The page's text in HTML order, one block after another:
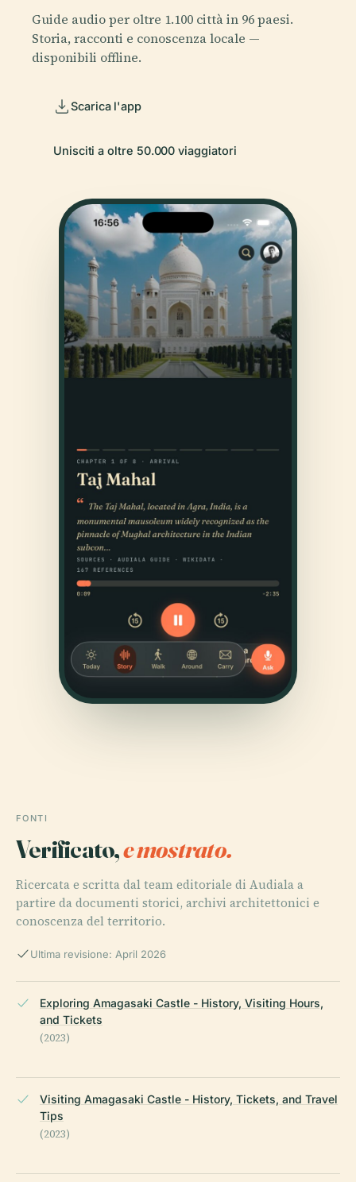
Guide audio per oltre 1.100 città in 96 paesi.
Storia, racconti e conoscenza locale —
disponibili offline.
Scarica l'app
Unisciti a oltre 50.000 viaggiatori
FONTI
Verificato,e mostrato.
Ricercata e scritta dal team editoriale di Audiala a
partire da documenti storici, archivi architettonici e
conoscenza del territorio.
Ultima revisione: April 2026
Exploring Amagasaki Castle - History, Visiting Hours,
and Tickets
(2023)
Visiting Amagasaki Castle - History, Tickets, and Travel
Tips
(2023)